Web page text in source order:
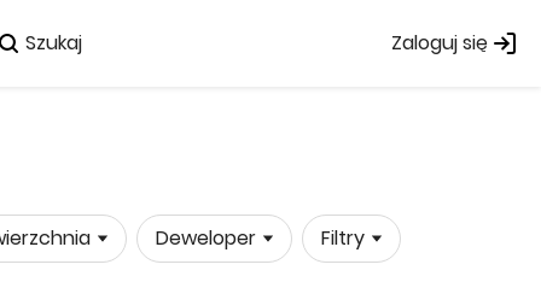
Szukaj Zaloguj się
Deweloper Filtry